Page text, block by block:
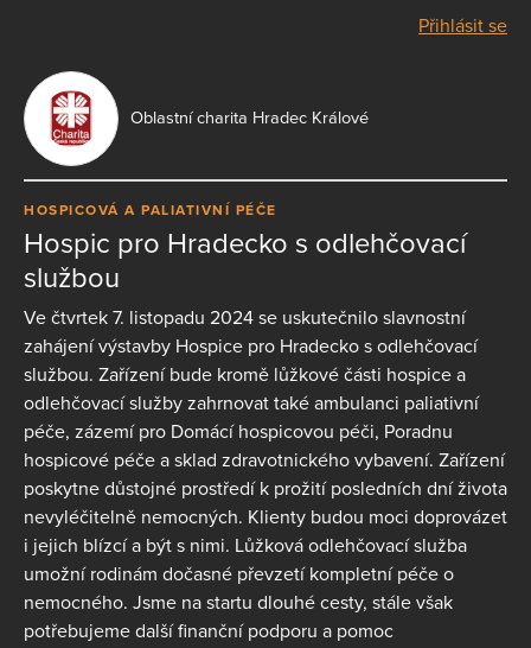
Přihlásit se
Oblastní charita Hradec Králové
HOSPICOVÁ A PALIATIVNÍ PÉČE
Hospic pro Hradecko s odlehčovací
službou
Ve čtvrtek 7. listopadu 2024 se uskutečnilo slavnostní
zahájení výstavby Hospice pro Hradecko s odlehčovací
službou. Zařízení bude kromě lůžkové části hospice a
odlehčovací služby zahrnovat také ambulanci paliativní
péče, zázemí pro Domácí hospicovou péči, Poradnu
hospicové péče a sklad zdravotnického vybavení. Zařízení
poskytne důstojné prostředí k prožití posledních dní života
nevyléčitelně nemocných. Klienty budou moci doprovázet
i jejich blízcí a být s nimi. Lůžková odlehčovací služba
umožní rodinám dočasné převzetí kompletní péče o
nemocného. Jsme na startu dlouhé cesty, stále však
potřebujeme další finanční podporu a pomoc